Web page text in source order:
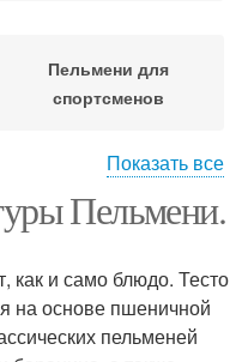
Пельмени для
спортсменов
Пельмени с рыбой
Показать все
Пельмени.
как и само блюдо. Тесто
на основе пшеничной
пельменей